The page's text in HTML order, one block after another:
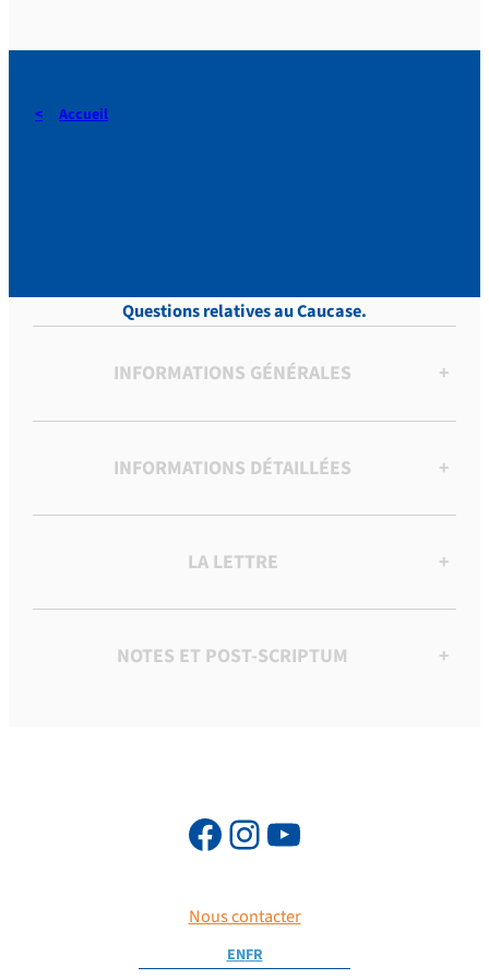
Accueil
Questions relatives au Caucase.
INFORMATIONS GÉNÉRALES +
INFORMATIONS DÉTAILLÉES +
LA LETTRE +
NOTES ET POST-SCRIPTUM +
Nous contacter
ENFR